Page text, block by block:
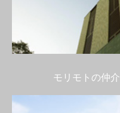
モリモトの仲介